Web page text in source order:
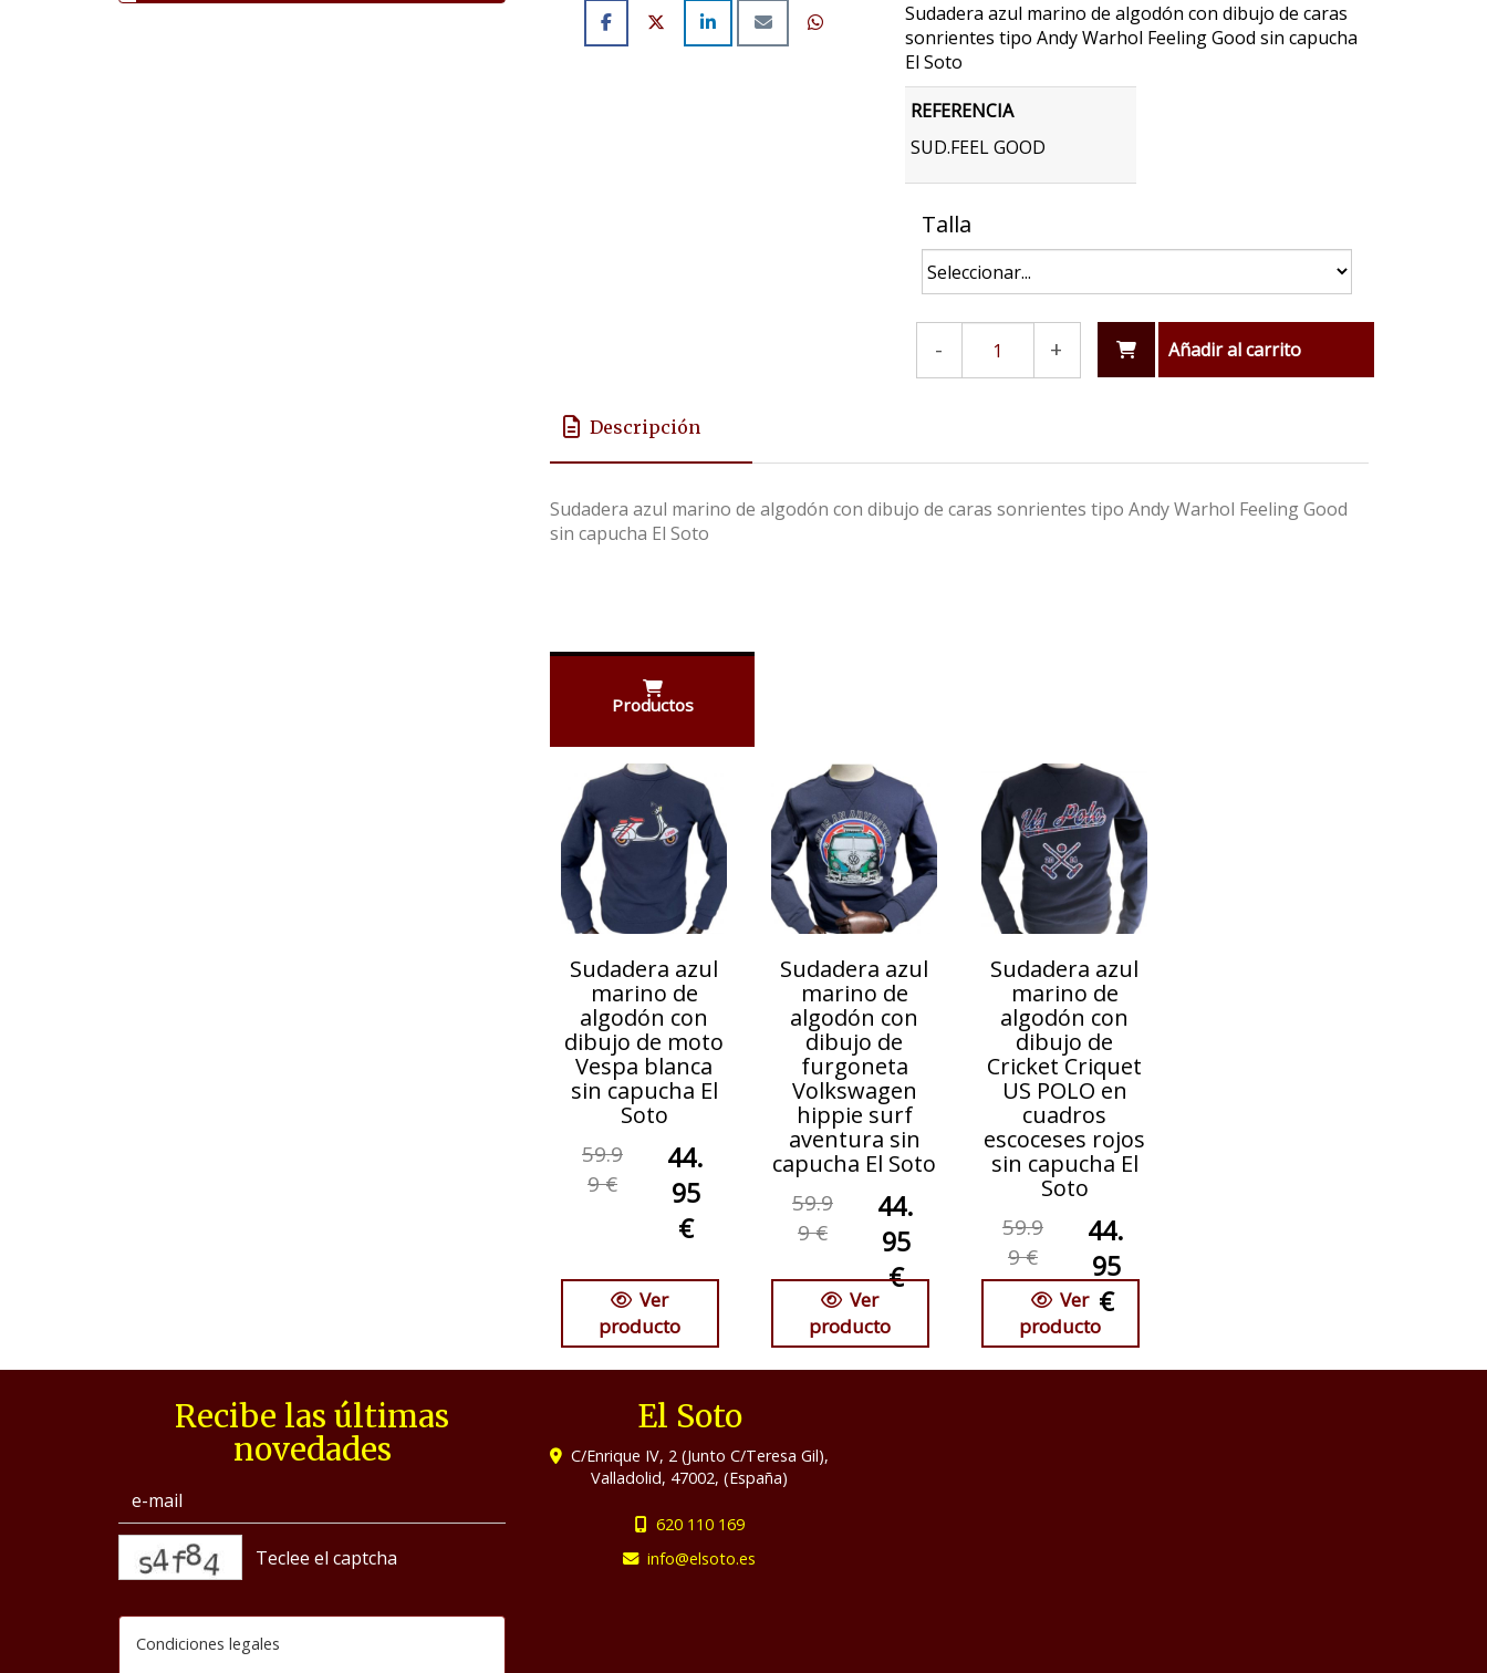
Sudadera azul marino de algodón con dibujo de caras
sonrientes tipo Andy Warhol Feeling Good sin capucha
El Soto
REFERENCIA
SUD.FEEL GOOD
Talla
- + Añadir al carrito
Descripción
Sudadera azul marino de algodón con dibujo de caras sonrientes tipo Andy Warhol Feeling Good
sin capucha El Soto
Productos
Sudadera azul
marino de
algodón con
dibujo de moto
Vespa blanca
sin capucha El
Soto
59.9
9 €
44.
95
€
Ver
producto
Sudadera azul
marino de
algodón con
dibujo de
furgoneta
Volkswagen
hippie surf
aventura sin
capucha El Soto
59.9
9 €
44.
95
€
Ver
producto
Sudadera azul
marino de
algodón con
dibujo de
Cricket Criquet
US POLO en
cuadros
escoceses rojos
sin capucha El
Soto
59.9
9 €
44.
95
€
Ver
producto
Recibe las últimas
novedades
Condiciones legales
El Soto
C/Enrique IV, 2 (Junto C/Teresa Gil),
Valladolid, 47002,(España)
620 110 169
info
elsoto.es